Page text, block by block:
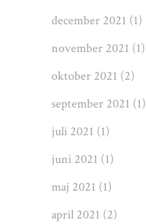
december 2021 (1)
november 2021 (1)
oktober 2021 (2)
september 2021 (1)
juli 2021 (1)
juni 2021 (1)
maj 2021 (1)
april 2021 (2)